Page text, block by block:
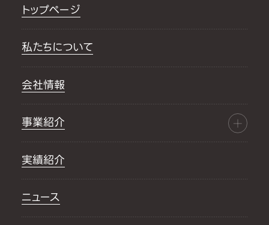
トップページ
私たちについて
会社情報
事業紹介
実績紹介
ニュース